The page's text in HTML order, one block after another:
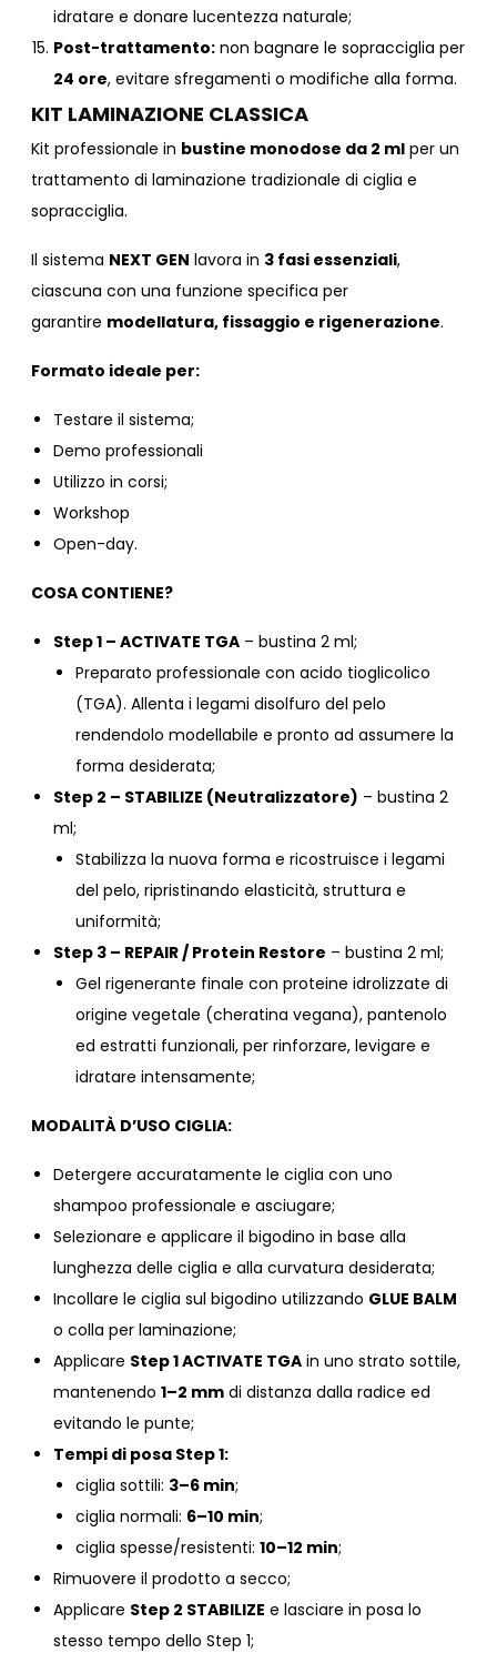
idratare e donare lucentezza naturale;
Post-trattamento: non bagnare le sopracciglia per
24 ore, evitare sfregamenti o modifiche alla forma.
KIT LAMINAZIONE CLASSICA
Kit professionale in bustine monodose da 2 ml per un
trattamento di laminazione tradizionale di ciglia e
sopracciglia.
Il sistema NEXT GEN lavora in 3 fasi essenziali,
ciascuna con una funzione specifica per
garantire modellatura, fissaggio e rigenerazione.
Formato ideale per:
Testare il sistema;
Demo professionali
Utilizzo in corsi;
Workshop
Open-day.
COSA CONTIENE?
Step 1 – ACTIVATE TGA – bustina 2 ml;
Preparato professionale con acido tioglicolico
(TGA). Allenta i legami disolfuro del pelo
rendendolo modellabile e pronto ad assumere la
forma desiderata;
Step 2 – STABILIZE (Neutralizzatore) – bustina 2
ml;
Stabilizza la nuova forma e ricostruisce i legami
del pelo, ripristinando elasticità, struttura e
uniformità;
Step 3 – REPAIR / Protein Restore – bustina 2 ml;
Gel rigenerante finale con proteine idrolizzate di
origine vegetale (cheratina vegana), pantenolo
ed estratti funzionali, per rinforzare, levigare e
idratare intensamente;
MODALITÀ D’USO CIGLIA:
Detergere accuratamente le ciglia con uno
shampoo professionale e asciugare;
Selezionare e applicare il bigodino in base alla
lunghezza delle ciglia e alla curvatura desiderata;
Incollare le ciglia sul bigodino utilizzando GLUE BALM
o colla per laminazione;
Applicare Step 1 ACTIVATE TGA in uno strato sottile,
mantenendo 1–2 mm di distanza dalla radice ed
evitando le punte;
Tempi di posa Step 1:
ciglia sottili: 3–6 min;
ciglia normali: 6–10 min;
ciglia spesse/resistenti: 10–12 min;
Rimuovere il prodotto a secco;
Applicare Step 2 STABILIZE e lasciare in posa lo
stesso tempo dello Step 1;